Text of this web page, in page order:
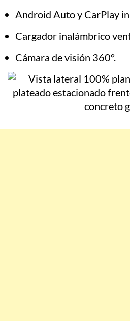
Android Auto y CarPlay
Cargador inalámbrico
Cámara de visión 360°.